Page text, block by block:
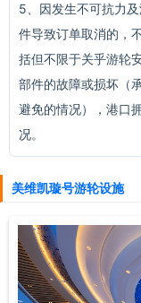
5、因发生不可抗力
件导致订单取消的，
括但不限于关乎游轮
部件的故障或损坏（
避免的情况），港口
况。
美维凯璇号游轮设施